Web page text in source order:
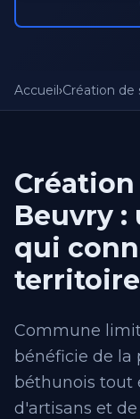
Accueil›Création
Beuvry :
qui
territoire
Commune
bénéficie de
béthunois tout
d'artisans et